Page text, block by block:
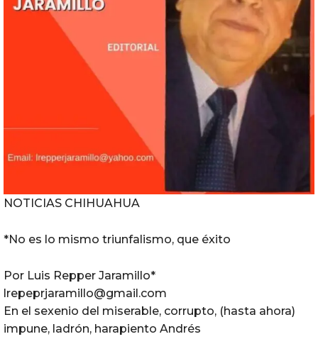
NOTICIAS CHIHUAHUA
*No es lo mismo triunfalismo, que éxito
Por Luis Repper Jaramillo*
lrepeprjaramillo@gmail.com
En el sexenio del miserable, corrupto, (hasta ahora)
impune, ladrón, harapiento Andrés